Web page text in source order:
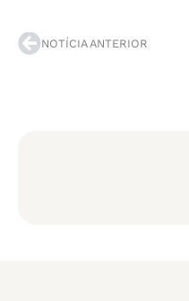
NOTÍCIA ANTERIOR